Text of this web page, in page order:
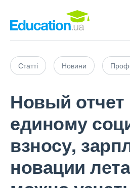
Статті Новини
Новый отчет
единому
взносу,
новации